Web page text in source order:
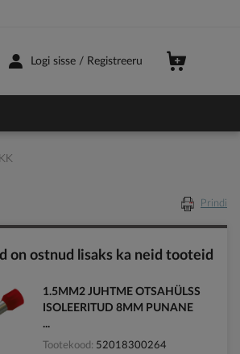
Logi sisse / Registreeru
Prindi
on ostnud lisaks ka neid tooteid
1.5MM2 JUHTME OTSAHÜLSS
ISOLEERITUD 8MM PUNANE
...
Tootekood 52018300264